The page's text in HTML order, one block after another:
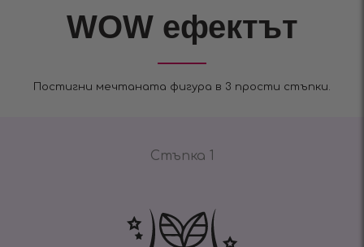
WOW ефектът
Постигни мечтаната фигура в 3 прости стъпки.
Стъпка 1